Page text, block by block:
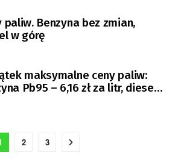
paliw. Benzyna bez zmian,
w górę
maksymalne ceny paliw:
Pb95 – 6,16 zł za litr, diesel
2 3